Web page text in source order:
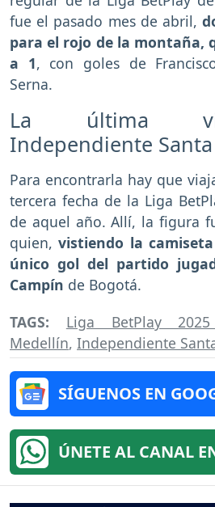
fue el pasado mes de abril,
para el rojo de la montaña,
a 1, con goles de
Serna.
La última
Independiente Santa
Para encontrarla hay que
tercera fecha de la Liga
de aquel año. Allí, la figura
quien,vistiendo la
único gol del partido
Campín de Bogotá.
TAGS: Liga BetPlay
Medellín, Independiente
SÍGUENOS EN
ÚNETE AL CANAL